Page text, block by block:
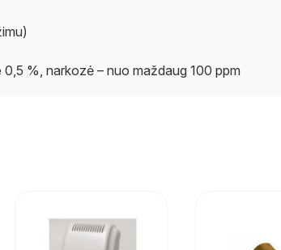
%, narkozė – nuo maždaug 100 ppm